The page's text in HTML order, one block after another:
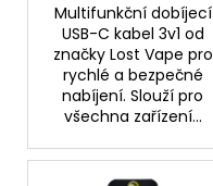
Multifunkční dobíjecí
USB-C kabel 3v1 od
značky Lost Vape pro
rychlé a bezpečné
nabíjení. Slouží pro
všechna zařízení...